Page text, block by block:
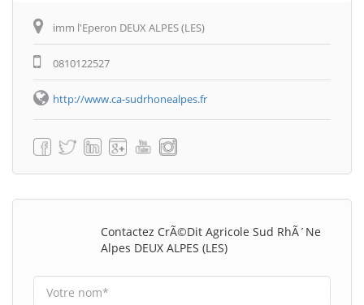
imm l'Eperon DEUX ALPES (LES)
0810122527
http://www.ca-sudrhonealpes.fr
Contactez CrÃ©dit Agricole Sud RhÃ´ne
Alpes DEUX ALPES (LES)